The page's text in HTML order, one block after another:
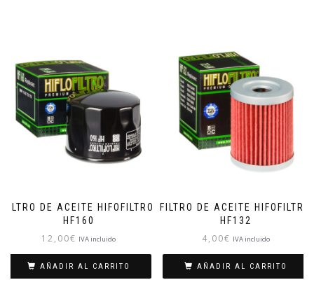
FILTRO DE ACEITE HIFOFILTRO
HF160
12,00€ IVA incluido
AÑADIR AL CARRITO
FILTRO DE ACEITE HIFOFILTRO
HF132
4,00€ IVA incluido
AÑADIR AL CARRITO